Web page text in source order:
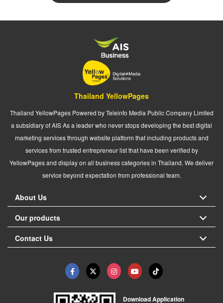
Thailand YellowPages
Thailand YellowPages Powered by Teleinfo Media Public Company Limited
a subsidiary of AIS As a leader who never stops developing the best digital
marketing services through website platform that including products and
services from trusted entrepreneur list that have been verified by
YellowPages and display on all business categories in Thailand. We deliver
service beyond expectation from professional team.
About Us
Our products
Contact Us
Download Application